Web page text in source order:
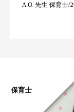
A.O. 先生 保育士/
保育士